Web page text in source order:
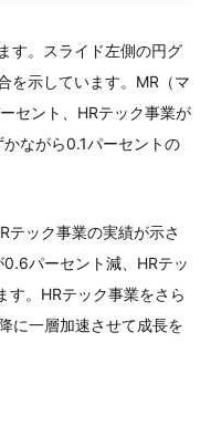
す。スライド左側の円グ
を示しています。MR（マ
セント、HRテック事業が
ながら0.1パーセントの
テック事業の実績が示さ
パーセント減、HRテッ
す。HRテック事業をさら
に一層加速させて成長を